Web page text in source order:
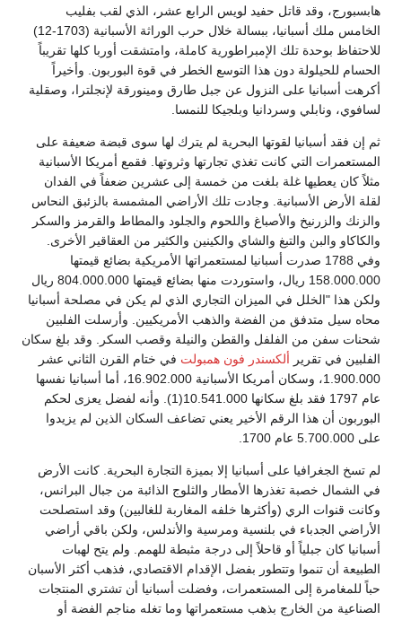
هابسبورج، وقد قاتل حفيد لويس الرابع عشر، الذي لقب بفليب
الخامس ملك أسبانيا، ببسالة خلال حرب الوراثة الأسبانية (1703-12)
للاحتفاظ بوحدة تلك الإمبراطورية كاملة، وامتشقت أوربا كلها تقريباً
الحسام للحيلولة دون هذا التوسع الخطر في قوة البوربون. وأخيراً
أكرهت أسبانيا على النزول عن جبل طارق ومينورقة لإنجلترا، وصقلية
لسافوي، ونابلي وسردانيا وبلجيكا للنمسا.
ثم إن فقد أسبانيا لقوتها البحرية لم يترك لها سوى قبضة ضعيفة على
المستعمرات التي كانت تغذي تجارتها وثروتها. فقمع أمريكا الأسبانية
مثلاً كان يعطيها غلة بلغت من خمسة إلى عشرين ضعفاً في الفدان
لقلة الأرض الأسبانية. وجادت تلك الأراضي المشمسة بالزئبق النحاس
والزنك والزرنيخ والأصباغ واللحوم والجلود والمطاط والقرمز والسكر
والكاكاو والبن والتبغ والشاي والكينين والكثير من العقاقير الأخرى.
وفي 1788 صدرت أسبانيا لمستعمراتها الأمريكية بضائع قيمتها
158.000.000 ريال، واستوردت منها بضائع قيمتها 804.000.000 ريال
ولكن هذا "الخلل في الميزان التجاري الذي لم يكن في مصلحة أسبانيا
محاه سيل متدفق من الفضة والذهب الأمريكيين. وأرسلت الفلبين
شحنات سفن من الفلفل والقطن والنيلة وقصب السكر. وقد بلغ سكان
الفلبين في تقرير ألكسندر فون همبولت في ختام القرن الثاني عشر
1.900.000، وسكان أمريكا الأسبانية 16.902.000، أما أسبانيا نفسها
عام 1797 فقد بلغ سكانها 10.541.000(1). وأنه لفضل يعزى لحكم
البوربون أن هذا الرقم الأخير يعني تضاعف السكان الذين لم يزيدوا
على 5.700.000 عام 1700.
لم تسخ الجغرافيا على أسبانيا إلا بميزة التجارة البحرية. كانت الأرض
في الشمال خصبة تغذرها الأمطار والثلوج الذائبة من جبال البرانس،
وكانت قنوات الري (وأكثرها خلفه المغاربة للغالبين) وقد استصلحت
الأراضي الجدباء في بلنسية ومرسية والأندلس، ولكن باقي أراضي
أسبانيا كان جبلياً أو قاحلاً إلى درجة مثبطة للهمم. ولم يتح لهبات
الطبيعة أن تنموا وتتطور بفضل الإقدام الاقتصادي، فذهب أكثر الأسبان
حباً للمغامرة إلى المستعمرات، وفضلت أسبانيا أن تشتري المنتجات
الصناعية من الخارج بذهب مستعمراتها وما تغله مناجم الفضة أو